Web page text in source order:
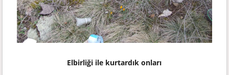
Elbirliği ile kurtardık onları